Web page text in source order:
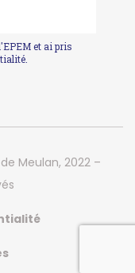
et ai pris
Meulan, 2022 –